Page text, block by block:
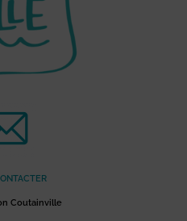
Coutainville